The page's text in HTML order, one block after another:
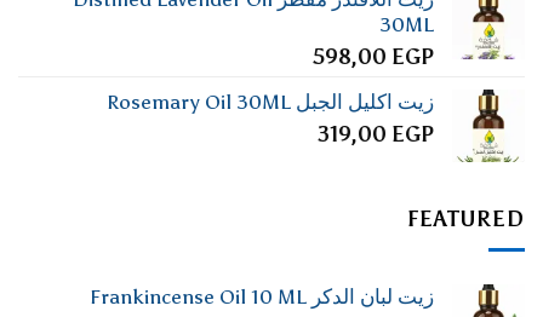
5
30ML
598,00 EGP
زيت اكليل الجبل Rosemary Oil 30ML
319,00 EGP
FEATURED
زيت لبان الدكر Frankincense Oil 10 ML